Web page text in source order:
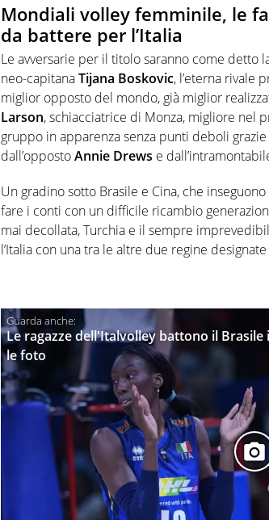
Mondiali volley femminile, le
da battere per l’Italia
Le avversarie per il titolo saranno come detto
neo-capitanaTijana Boskovic, l’eterna rivale
miglior opposto del mondo, già miglior
Larson, schiacciatrice di Monza, migliore nel
gruppo in apparenza senza punti deboli
dall’oppostoAnnie Drews e
Un gradino sotto Brasile e Cina, che
fare i conti con un difficile ricambio
mai decollata, Turchia e il sempre
l’Italia con una tra le altre due regine
Le ragazze dell'Italvolley battono il
le foto